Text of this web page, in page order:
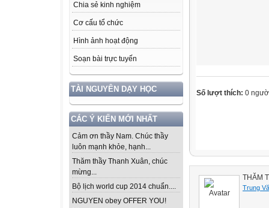
Chia sẻ kinh nghiệm
Cơ cấu tổ chức
Hình ảnh hoạt động
Soạn bài trực tuyến
TÀI NGUYÊN DẠY HỌC
CÁC Ý KIẾN MỚI NHẤT
Cảm ơn thầy Nam. Chúc thầy
luôn mạnh khỏe, hạnh...
Thăm thầy Thanh Xuân, chúc
mừng...
Bộ lịch world cup 2014 chuẩn....
NGUYEN obey OFFER YOU!
Số lượt thích: 0
THĂM
Trung